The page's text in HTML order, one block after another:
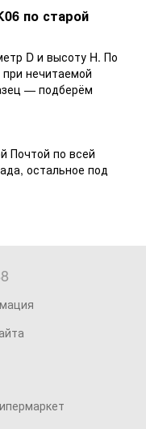
по старой
D и высоту H. По
нечитаемой
— подберём
Почтой по всей
остальное под